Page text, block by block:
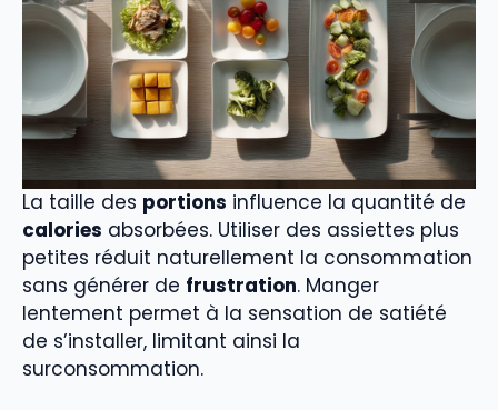
La taille des portions influence la quantité de
calories absorbées. Utiliser des assiettes plus
petites réduit naturellement la consommation
sans générer de frustration. Manger
lentement permet à la sensation de satiété
de s’installer, limitant ainsi la
surconsommation.